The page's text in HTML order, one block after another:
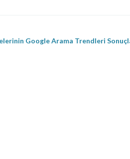
Google Arama Trendleri